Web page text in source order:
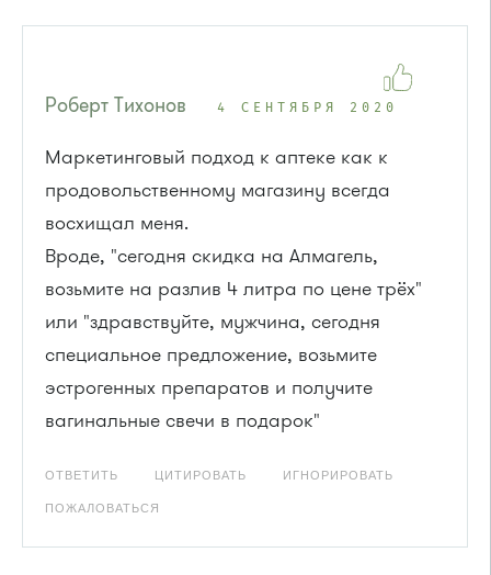
Роберт Тихонов 4 СЕНТЯБРЯ 2020
Маркетинговый подход к аптеке как к
продовольственному магазину всегда
восхищал меня.
Вроде, "сегодня скидка на Алмагель,
возьмите на разлив 4 литра по цене трёх"
или "здравствуйте, мужчина, сегодня
специальное предложение, возьмите
эстрогенных препаратов и получите
вагинальные свечи в подарок"
ОТВЕТИТЬ ЦИТИРОВАТЬ ИГНОРИРОВАТЬ
ПОЖАЛОВАТЬСЯ